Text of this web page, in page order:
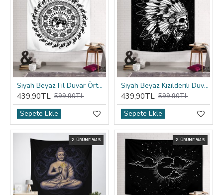
Siyah Beyaz Fil Duvar Örtüsü
439,90TL 599,90TL
Sepete Ekle
Siyah Beyaz Kızılderili Duvar Örtüsü
439,90TL 599,90TL
Sepete Ekle
2. ÜRÜNE %15 2. ÜRÜNE %15